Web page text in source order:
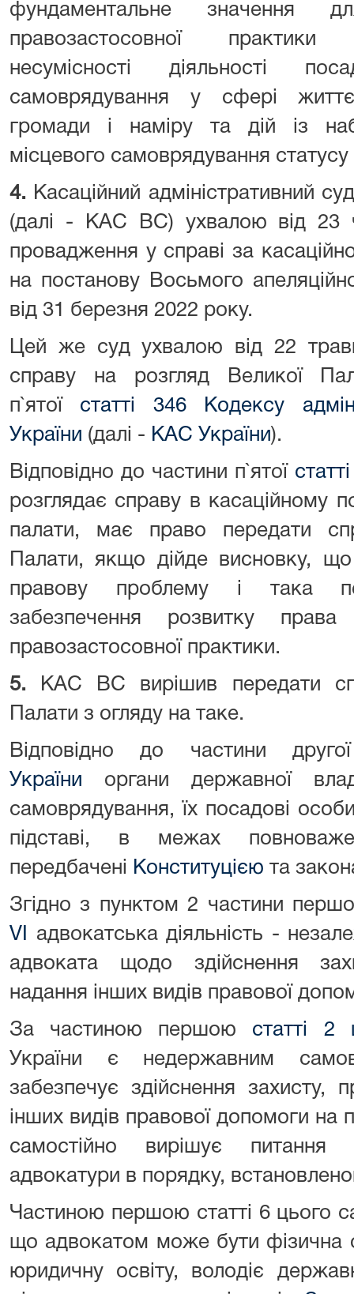
фундаментальне значення
правозастосовної практики
несумісності діяльності
самоврядування у сфері
громади і наміру та дій із
місцевого самоврядування
4. Касаційний адміністративний
(далі - КАС ВС) ухвалою від 23
провадження у справі за
на постанову Восьмого
від 31 березня 2022 року.
Цей же суд ухвалою від 22
справу на розгляд Великої
п`ятої статті 346 Кодексу
України (далі - КАС України).
Відповідно до частини п`ятої
розглядає справу в касаційному
палати, має право передати
Палати, якщо дійде висновку,
правову проблему і така
забезпечення розвитку
правозастосовної практики.
5. КАС ВС вирішив передати
Палати з огляду на таке.
Відповідно до частини
України органи державної
самоврядування, їх посадові
підставі, в межах
передбачені Конституцією та
Згідно з пунктом 2 частини
VI
адвокатська діяльність -
адвоката щодо здійснення
надання інших видів правової
За частиною першою статті 2
України є недержавним
забезпечує здійснення захисту,
інших видів правової допомоги на
самостійно вирішує питання
адвокатури в порядку,
Частиною першою статті 6 цього
що адвокатом може бути фізична
юридичну освіту, володіє